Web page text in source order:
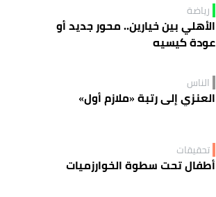
رياضة
الأهلي بين خيارين.. محور جديد أو
عودة كيسيه
الناس
العنزي إلى رتبة «ملازم أول»
تحقيقات
أطفال تحت سطوة الخوارزميات